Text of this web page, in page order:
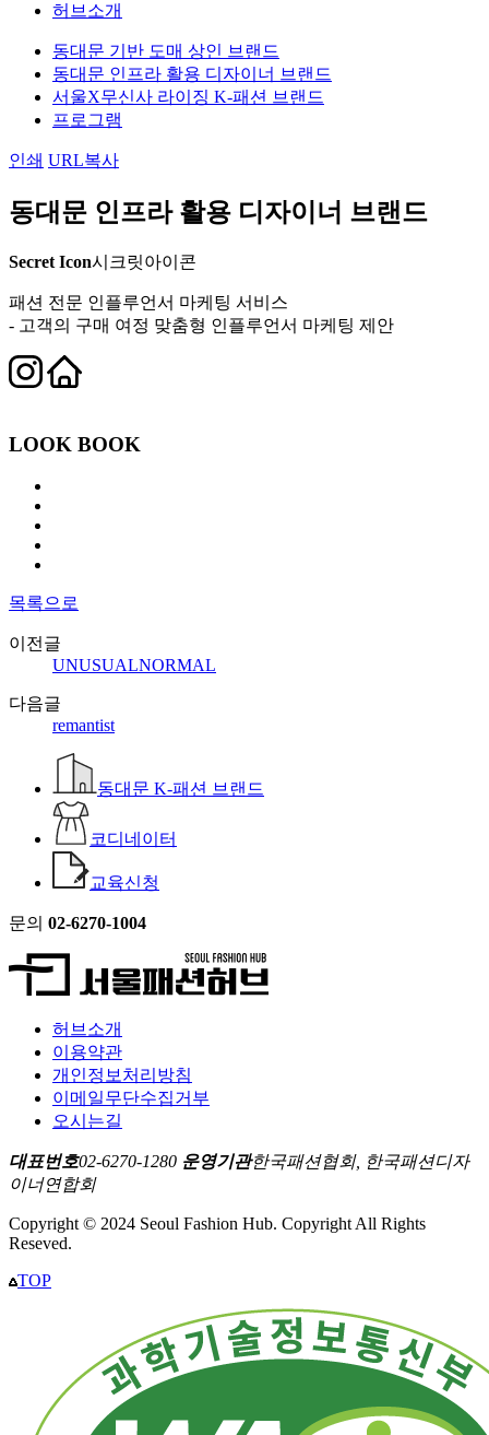
허브소개
동대문 기반 도매 상인 브랜드
동대문 인프라 활용 디자이너 브랜드
서울X무신사 라이징 K-패션 브랜드
프로그램
인쇄 URL복사
동대문 인프라 활용 디자이너 브랜드
Secret Icon시크릿아이콘
패션 전문 인플루언서 마케팅 서비스
- 고객의 구매 여정 맞춤형 인플루언서 마케팅 제안
LOOK BOOK
목록으로
이전글
UNUSUALNORMAL
다음글
remantist
동대문 K-패션 브랜드
코디네이터
교육신청
문의 02-6270-1004
허브소개
이용약관
개인정보처리방침
이메일무단수집거부
오시는길
대표번호02-6270-1280 운영기관한국패션협회, 한국패션디자
이너연합회
Copyright © 2024 Seoul Fashion Hub. Copyright All Rights
Reseved.
TOP